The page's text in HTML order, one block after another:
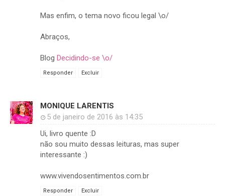
Mas enfim, o tema novo ficou legal \o/
Abraços,
Blog Decidindo-se \o/
Responder Excluir
MONIQUE LARENTIS
5 de janeiro de 2016 às 14:35
Ui, livro quente :D
não sou muito dessas leituras, mas super
interessante :)
www.vivendosentimentos.com.br
Responder Excluir